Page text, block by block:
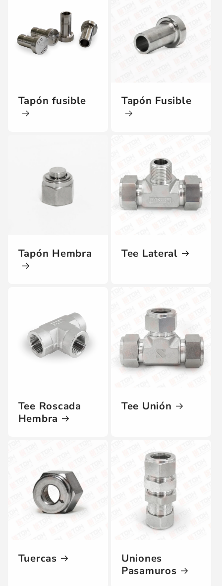
Tapón fusible Tapón Fusible
Tapón Hembra Tee Lateral
Tee Roscada
Hembra
Tee Unión
Tuercas
Uniones
Pasamuros